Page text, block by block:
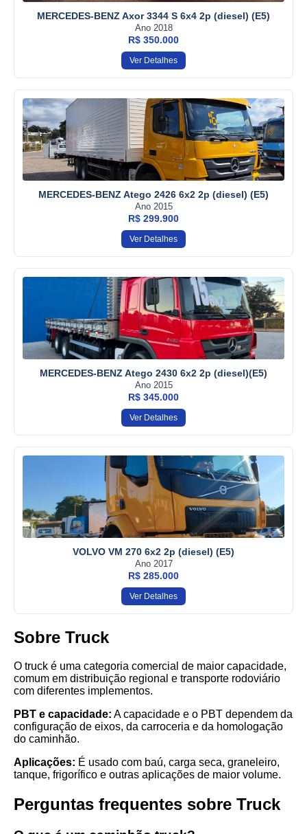
MERCEDES-BENZ Axor 3344 S 6x4 2p (diesel) (E5)
Ano 2018
R$ 350.000
Ver Detalhes
MERCEDES-BENZ Atego 2426 6x2 2p (diesel) (E5)
Ano 2015
R$ 299.900
Ver Detalhes
MERCEDES-BENZ Atego 2430 6x2 2p (diesel)(E5)
Ano 2015
R$ 345.000
Ver Detalhes
VOLVO VM 270 6x2 2p (diesel) (E5)
Ano 2017
R$ 285.000
Ver Detalhes
Sobre Truck
O truck é uma categoria comercial de maior capacidade,
comum em distribuição regional e transporte rodoviário
com diferentes implementos.
PBT e capacidade: A capacidade e o PBT dependem da
configuração de eixos, da carroceria e da homologação
do caminhão.
Aplicações: É usado com baú, carga seca, graneleiro,
tanque, frigorífico e outras aplicações de maior volume.
Perguntas frequentes sobre Truck